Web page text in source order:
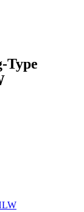
Type